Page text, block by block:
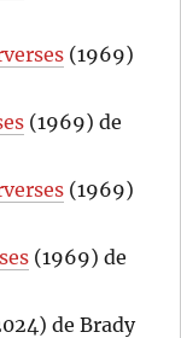
(1969)
(1969) de
(1969)
(1969) de
de Brady